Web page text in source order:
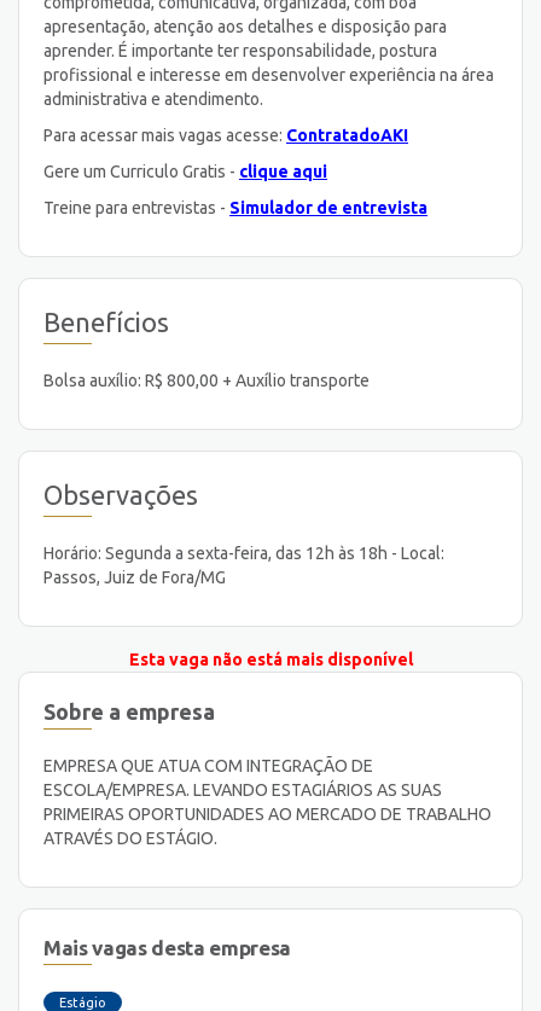
apresentação, atenção aos detalhes e disposição para
aprender. É importante ter responsabilidade, postura
profissional e interesse em desenvolver experiência na área
administrativa e atendimento.
Para acessar mais vagas acesse: ContratadoAKI
Gere um Curriculo Gratis - clique aqui
Treine para entrevistas - Simulador de entrevista
Benefícios
Bolsa auxílio: R$ 800,00 + Auxílio transporte
Observações
Horário: Segunda a sexta-feira, das 12h às 18h - Local:
Passos, Juiz de Fora/MG
Esta vaga não está mais disponível
Sobre a empresa
EMPRESA QUE ATUA COM INTEGRAÇÃO DE
ESCOLA/EMPRESA. LEVANDO ESTAGIÁRIOS AS SUAS
PRIMEIRAS OPORTUNIDADES AO MERCADO DE TRABALHO
ATRAVÉS DO ESTÁGIO.
Mais vagas desta empresa
Estágio